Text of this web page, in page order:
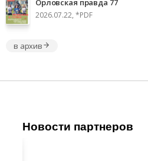
Орловская правда 77
2026.07.22, *PDF
в архив
Новости партнеров